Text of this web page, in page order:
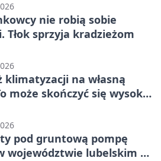
nie robią sobie
Tłok sprzyja kradzieżom
klimatyzacji na własną
może skończyć się wysoką
pod gruntową pompę
województwie lubelskim -